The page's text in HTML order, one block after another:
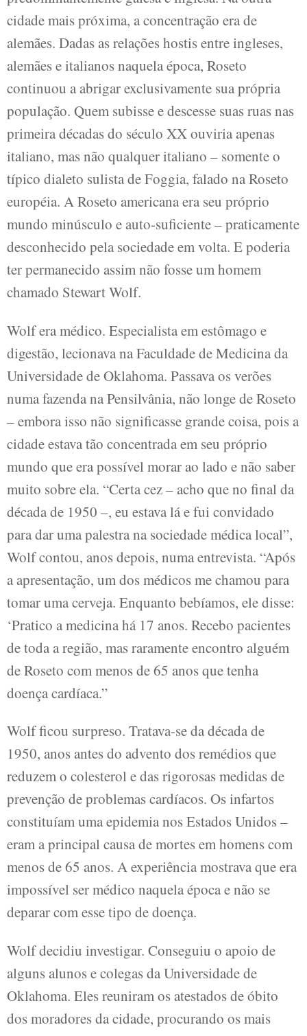
cidade mais próxima, a concentração era de
alemães. Dadas as relações hostis entre ingleses,
alemães e italianos naquela época, Roseto
continuou a abrigar exclusivamente sua própria
população. Quem subisse e descesse suas ruas nas
primeira décadas do século XX ouviria apenas
italiano, mas não qualquer italiano – somente o
típico dialeto sulista de Foggia, falado na Roseto
européia. A Roseto americana era seu próprio
mundo minúsculo e auto-suficiente – praticamente
desconhecido pela sociedade em volta. E poderia
ter permanecido assim não fosse um homem
chamado Stewart Wolf.
Wolf era médico. Especialista em estômago e
digestão, lecionava na Faculdade de Medicina da
Universidade de Oklahoma. Passava os verões
numa fazenda na Pensilvânia, não longe de Roseto
– embora isso não significasse grande coisa, pois a
cidade estava tão concentrada em seu próprio
mundo que era possível morar ao lado e não saber
muito sobre ela. “Certa cez – acho que no final da
década de 1950 –, eu estava lá e fui convidado
para dar uma palestra na sociedade médica local”,
Wolf contou, anos depois, numa entrevista. “Após
a apresentação, um dos médicos me chamou para
tomar uma cerveja. Enquanto bebíamos, ele disse:
‘Pratico a medicina há 17 anos. Recebo pacientes
de toda a região, mas raramente encontro alguém
de Roseto com menos de 65 anos que tenha
doença cardíaca.”
Wolf ficou surpreso. Tratava-se da década de
1950, anos antes do advento dos remédios que
reduzem o colesterol e das rigorosas medidas de
prevenção de problemas cardíacos. Os infartos
constituíam uma epidemia nos Estados Unidos –
eram a principal causa de mortes em homens com
menos de 65 anos. A experiência mostrava que era
impossível ser médico naquela época e não se
deparar com esse tipo de doença.
Wolf decidiu investigar. Conseguiu o apoio de
alguns alunos e colegas da Universidade de
Oklahoma. Eles reuniram os atestados de óbito
dos moradores da cidade, procurando os mais